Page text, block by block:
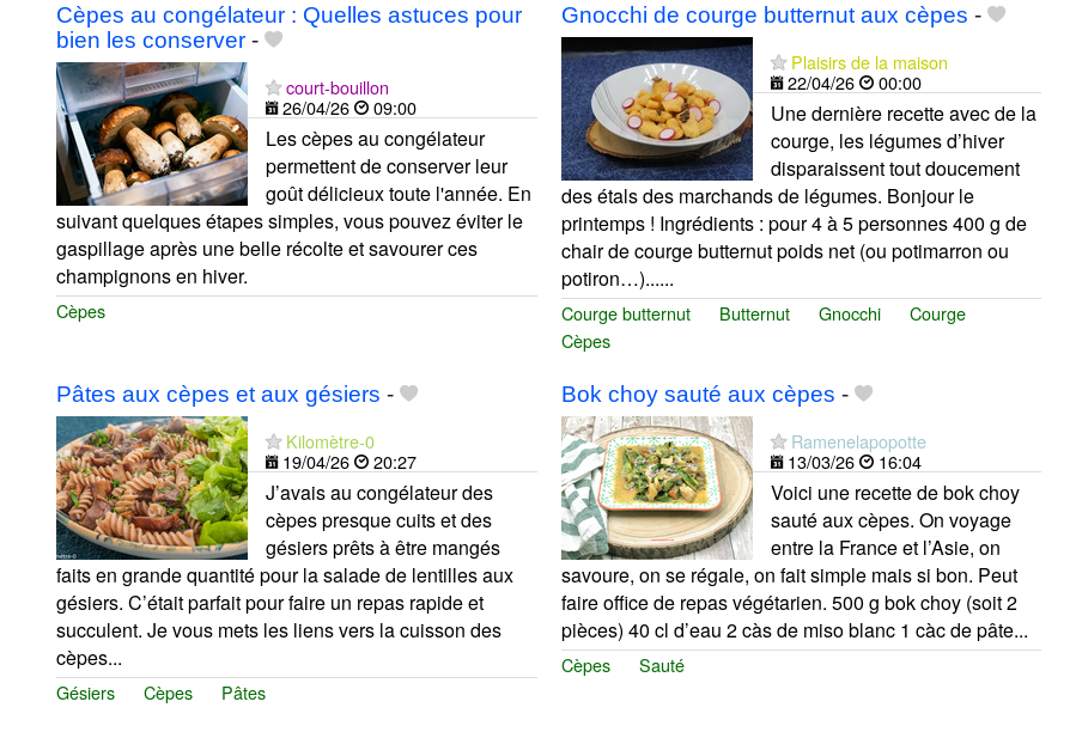
Cèpes au congélateur : Quelles astuces pour
bien les conserver -
court-bouillon
26/04/26
09:00
Les cèpes au congélateur
permettent de conserver leur
goût délicieux toute l'année. En
suivant quelques étapes simples, vous pouvez éviter le
gaspillage après une belle récolte et savourer ces
champignons en hiver.
Cèpes
Gnocchi de courge butternut aux cèpes -
Plaisirs de la maison
22/04/26
00:00
Une dernière recette avec de la
courge, les légumes d’hiver
disparaissent tout doucement
des étals des marchands de légumes. Bonjour le
printemps ! Ingrédients : pour 4 à 5 personnes 400 g de
chair de courge butternut poids net (ou potimarron ou
potiron…)......
Courge butternut Butternut Gnocchi
Courge
Cèpes
Pâtes aux cèpes et aux gésiers -
Kilomètre-0
19/04/26
20:27
J’avais au congélateur des
cèpes presque cuits et des
gésiers prêts à être mangés
faits en grande quantité pour la salade de lentilles aux
gésiers. C’était parfait pour faire un repas rapide et
succulent. Je vous mets les liens vers la cuisson des
cèpes...
Gésiers Cèpes Pâtes
Bok choy sauté aux cèpes -
Ramenelapopotte
13/03/26
16:04
Voici une recette de bok choy
sauté aux cèpes. On voyage
entre la France et l’Asie, on
savoure, on se régale, on fait simple mais si bon. Peut
faire office de repas végétarien. 500 g bok choy (soit 2
pièces) 40 cl d’eau 2 càs de miso blanc 1 càc de pâte...
Cèpes Sauté